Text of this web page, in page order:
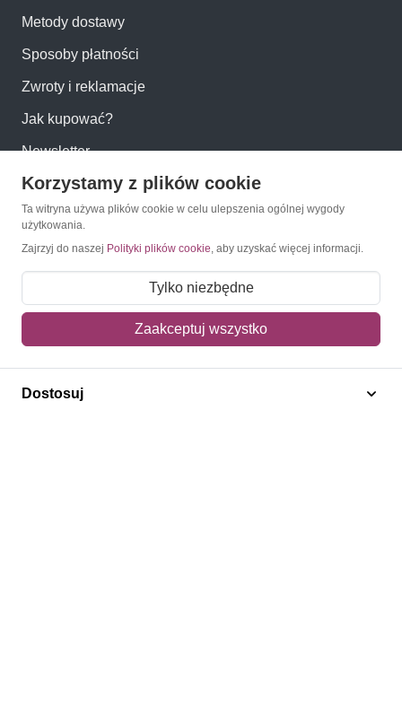
Metody dostawy
Sposoby płatności
Zwroty i reklamacje
Jak kupować?
Newsletter
Konto
Moje konto
Mój koszyk
Adres dostawy
Korzystamy z plików cookie
Ta witryna używa plików cookie w celu ulepszenia ogólnej wygody
użytkowania.
Zajrzyj do naszej Polityki plików cookie, aby uzyskać więcej informacji.
Tylko niezbędne
Zaakceptuj wszystko
Dostosuj